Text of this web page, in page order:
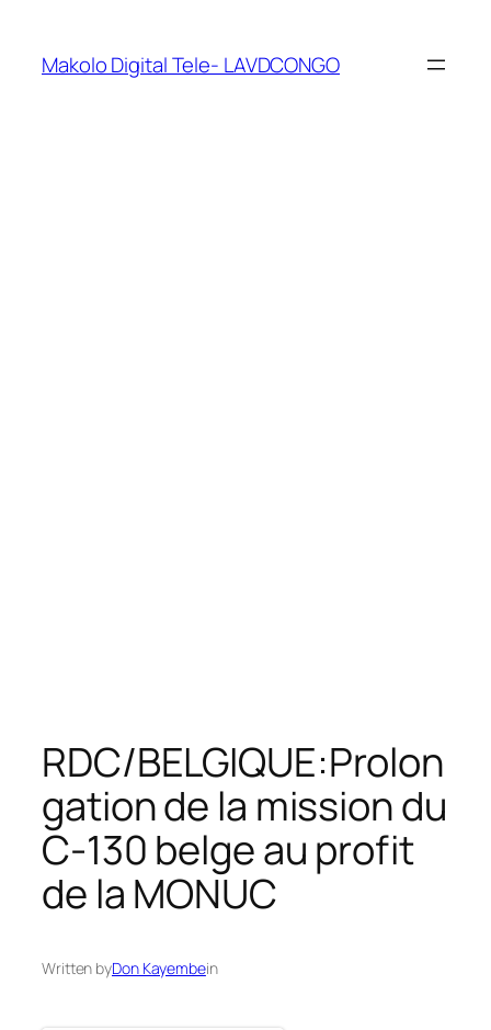
Makolo Digital Tele- LAVDCONGO
RDC/BELGIQUE:Prolon
gation de la mission du
C-130 belge au profit
de la MONUC
Written byDon Kayembein